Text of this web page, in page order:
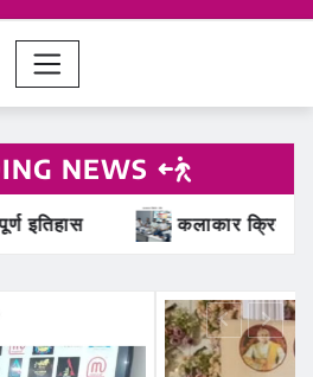
NEWS
होगा आयोजन, सबसे महंगे बिके तरुण जाट